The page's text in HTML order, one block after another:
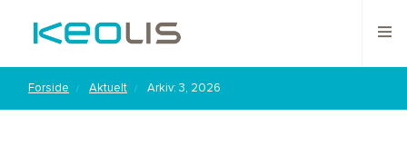
Forside Aktuelt Arkiv: 3, 2026